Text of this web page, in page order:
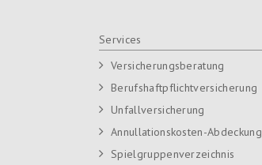
Services
Versicherungsberatung
Berufshaftpflichtversicherung
Unfallversicherung
Annullationskosten-Abdeckung
Spielgruppenverzeichnis